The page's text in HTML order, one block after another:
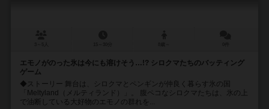
エモノがのった氷は今にも溶けそう…!? シロクマたちのバッティング
ゲーム
◆ストーリー 舞台は、シロクマとペンギンが仲良く暮らす氷の国
「Meltyland（メルティランド）」。 腹ペコなシロクマたちは、氷の上
で油断している大好物のエモノの群れを...